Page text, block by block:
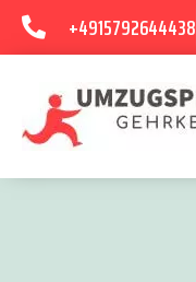
+4915792644438